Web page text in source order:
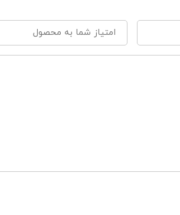
برای پوست‌های حساس نوزاد